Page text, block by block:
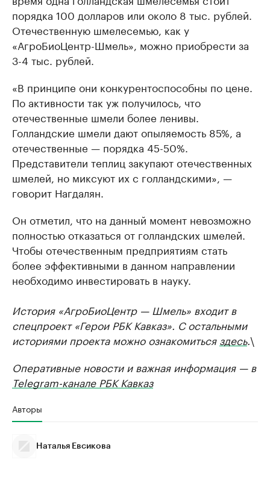
порядка 100 долларов или около 8 тыс. рублей.
Отечественную шмелесемью, как у
«АгроБиоЦентр-Шмель», можно приобрести за
3-4 тыс. рублей.
«В принципе они конкурентоспособны по цене.
По активности так уж получилось, что
отечественные шмели более ленивы.
Голландские шмели дают опыляемость 85%, а
отечественные — порядка 45-50%.
Представители теплиц закупают отечественных
шмелей, но миксуют их с голландскими», —
говорит Нагдалян.
Он отметил, что на данный момент невозможно
полностью отказаться от голландских шмелей.
Чтобы отечественным предприятиям стать
более эффективными в данном направлении
необходимо инвестировать в науку.
История «АгроБиоЦентр — Шмель» входит в
спецпроект «Герои РБК Кавказ». С остальными
историями проекта можно ознакомитьсяздесь.\
Оперативные новости и важная информация — в
Telegram-канале РБК Кавказ
Авторы
Наталья Евсикова